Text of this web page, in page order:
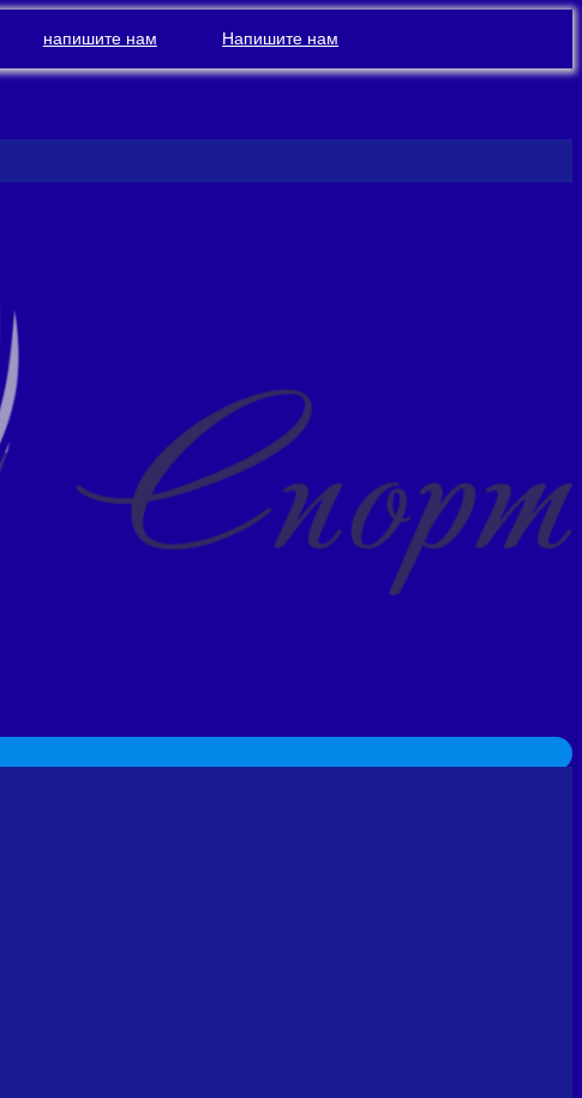
напишите нам Напишите нам